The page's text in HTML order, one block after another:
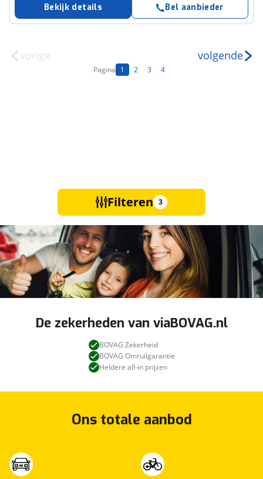
Bekijk details Bel aanbieder
vorige
Pagina 1 2 3 4
volgende
Filteren 3
De zekerheden van viaBOVAG.nl
BOVAG Zekerheid
BOVAG Omruilgarantie
Heldere all-in prijzen
Ons totale aanbod